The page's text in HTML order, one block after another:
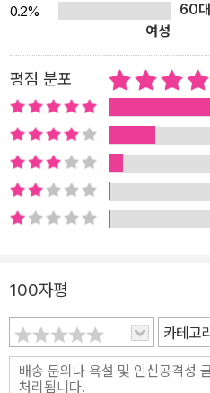
0.2%
60대
여성
평점 분포
100자평
카테고리